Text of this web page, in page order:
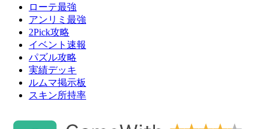
ローテ最強
アンリミ最強
2Pick攻略
イベント速報
パズル攻略
実績デッキ
ルムマ掲示板
スキン所持率